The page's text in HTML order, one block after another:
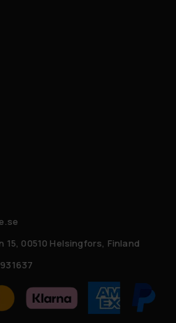
15, 00510 Helsingfors, Finland